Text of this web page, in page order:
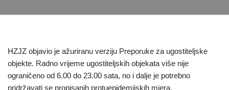
HZJZ objavio je ažuriranu verziju Preporuke za ugostiteljske
objekte. Radno vrijeme ugostiteljskih objekata više nije
ograničeno od 6.00 do 23.00 sata, no i dalje je potrebno
pridržavati se propisanih protuepidemijskih mjera.